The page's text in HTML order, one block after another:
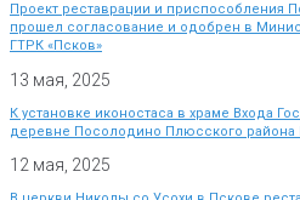
Проект реставрации и приспособления
прошел согласование и одобрен в
ГТРК «Псков»
13 мая, 2025
К установке иконостаса в храме Входа
деревне Посолодино Плюсского района
12 мая, 2025